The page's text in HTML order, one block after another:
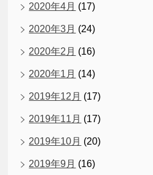
2020年4月 (17)
2020年3月 (24)
2020年2月 (16)
2020年1月 (14)
2019年12月 (17)
2019年11月 (17)
2019年10月 (20)
2019年9月 (16)